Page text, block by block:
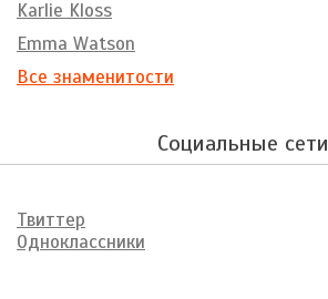
Karlie Kloss
Emma Watson
Все знаменитости
Социальные сети
Твиттер
Одноклассники